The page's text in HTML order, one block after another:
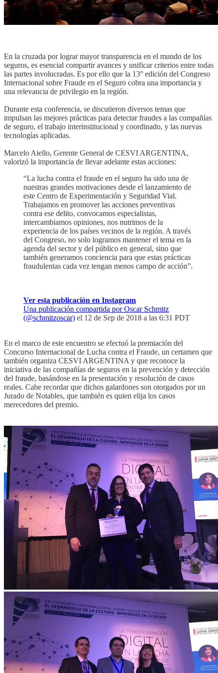
En la cruzada por lograr mayor transparencia en el mundo de los
seguros, es esencial compartir avances y unificar criterios entre todas
las partes involucradas. Es por ello que la 13° edición del Congreso
Internacional sobre Fraude en el Seguro cobra una importancia y
una relevancia de privilegio en la región.
Durante esta conferencia, se discutieron diversos temas que
impulsan las mejores prácticas para detectar fraudes a las compañías
de seguro, el trabajo interinstitucional y coordinado, y las nuevas
tecnologías aplicadas.
Marcelo Aiello, Gerente General de CESVI ARGENTINA,
valorizó la importancia de llevar adelante estas acciones:
“La lucha contra el fraude en el seguro ha sido una de
nuestras grandes motivaciones desde el lanzamiento de
este Centro de Experimentación y Seguridad Vial.
Trabajamos en promover las acciones preventivas
contra ese delito, convocamos especialistas,
intercambiamos opiniones, nos nutrimos de la
experiencia de los países vecinos de la región. A través
del Congreso, no solo logramos mantener el tema en la
agenda del sector y del público en general, sino que
también generamos conciencia para que estas prácticas
fraudulentas cada vez tengan menos campo de acción”.
Ver esta publicación en Instagram
Una publicación compartida por Oscar Schmitz
(@schmitzoscar) el 12 de Sep de 2018 a las 6:31 PDT
En el marco de este encuentro se efectuó la premiación del
Concurso Internacional de Lucha contra el Fraude, un certamen que
también organiza CESVI ARGENTINA y que reconoce la
iniciativa de las compañías de seguros en la prevención y detección
del fraude, basándose en la presentación y resolución de casos
reales. Cabe recordar que dichos galardones son otorgados por un
Jurado de Notables, que también es quien elija los casos
merecedores del premio.